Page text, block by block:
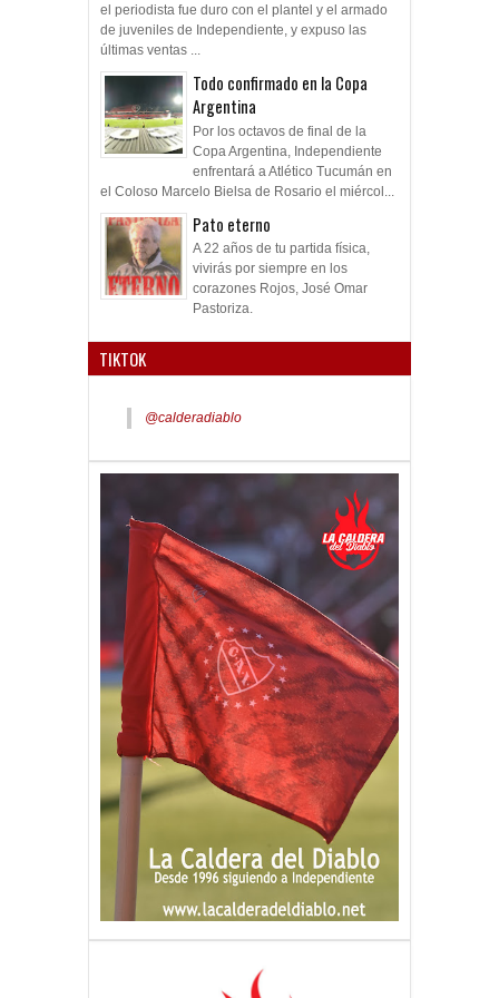
el periodista fue duro con el plantel y el armado
de juveniles de Independiente, y expuso las
últimas ventas ...
Todo confirmado en la Copa
Argentina
Por los octavos de final de la
Copa Argentina, Independiente
enfrentará a Atlético Tucumán en
el Coloso Marcelo Bielsa de Rosario el miércol...
Pato eterno
A 22 años de tu partida física,
vivirás por siempre en los
corazones Rojos, José Omar
Pastoriza.
TIKTOK
@calderadiablo